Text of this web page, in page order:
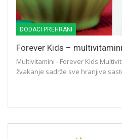
DODACI PREHRANI
Forever Kids –
Multivitamini - Forever Kids
žvakanje sadrže sve hranjive